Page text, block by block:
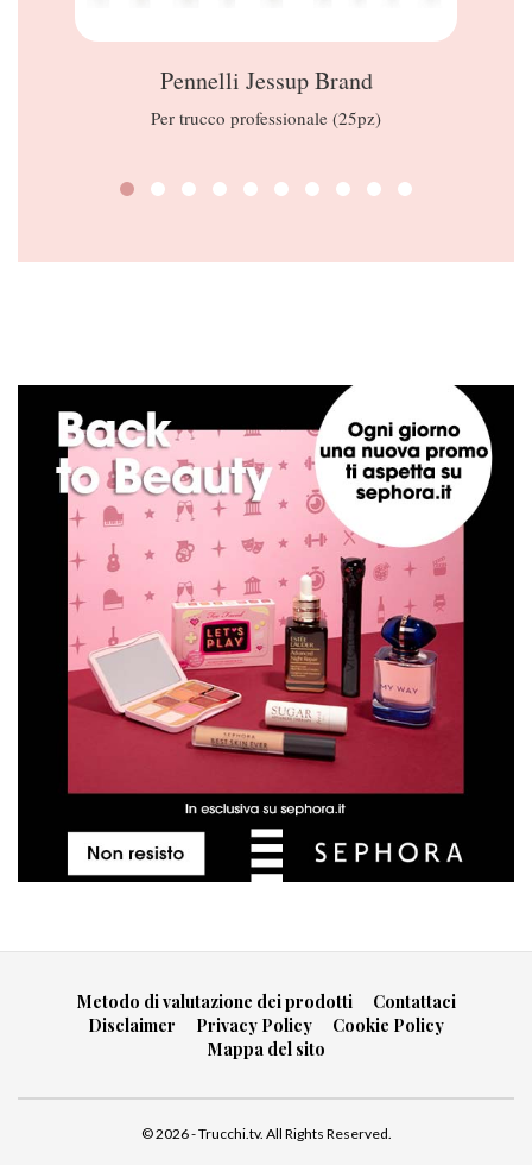
Pennelli Jessup Brand
Per trucco professionale (25pz)
Metodo di valutazione dei prodotti
Contattaci
Disclaimer
Privacy Policy
Cookie Policy
Mappa del sito
© 2026 - Trucchi.tv. All Rights Reserved.